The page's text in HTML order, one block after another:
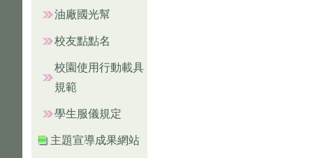
油廠國光幫
校友點點名
校園使用行動載具
規範
學生服儀規定
主題宣導成果網站